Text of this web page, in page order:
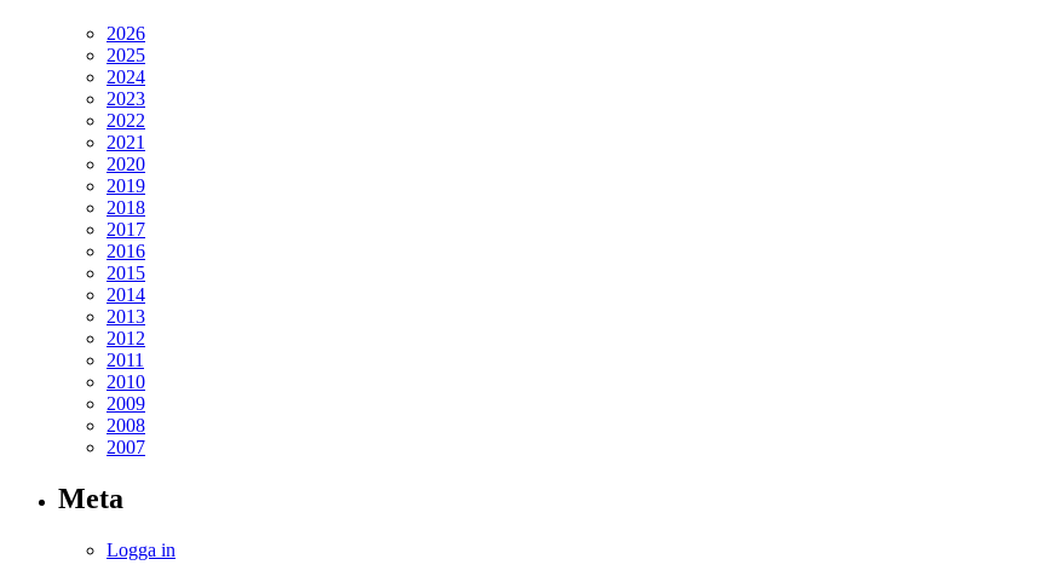
2026
2025
2024
2023
2022
2021
2020
2019
2018
2017
2016
2015
2014
2013
2012
2011
2010
2009
2008
2007
Meta
Logga in